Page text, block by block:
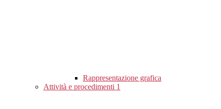
Rappresentazione grafica
Attività e procedimenti 1